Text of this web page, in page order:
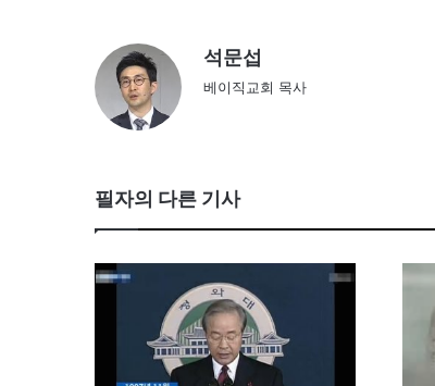
석문섭
베이직교회 목사
필자의 다른 기사